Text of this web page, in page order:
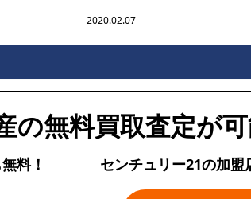
2020.02.07
の無料買取査定が可
料！ センチュリー21の加盟